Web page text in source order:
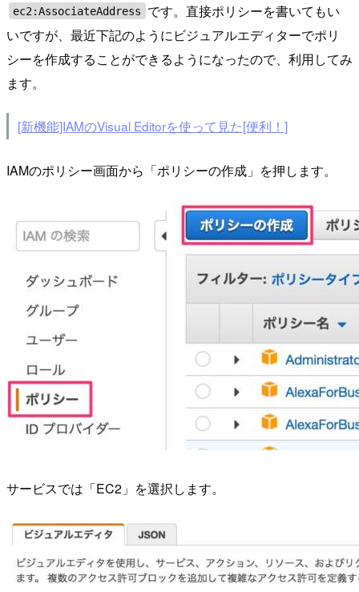
ec2:AssociateAddress
です。直接ポリシーを書いてもい
いですが、最近下記のようにビジュアルエディターでポリ
シーを作成することができるようになったので、利用してみ
ます。
[新機能]IAMのVisual Editorを使って見た[便利！]
IAMのポリシー画面から「ポリシーの作成」を押します。
サービスでは「EC2」を選択します。